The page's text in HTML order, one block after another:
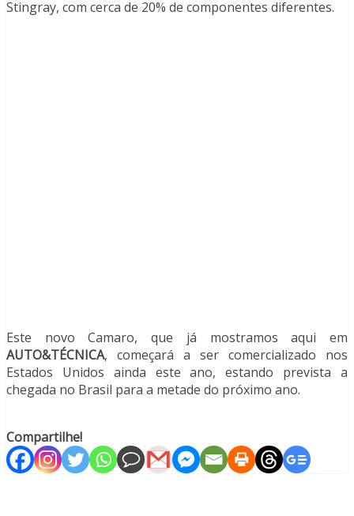
Stingray, com cerca de 20% de componentes diferentes.
Este novo Camaro, que já mostramos aqui em
AUTO&TÉCNICA, começará a ser comercializado nos
Estados Unidos ainda este ano, estando prevista a
chegada no Brasil para a metade do próximo ano.
Compartilhe!